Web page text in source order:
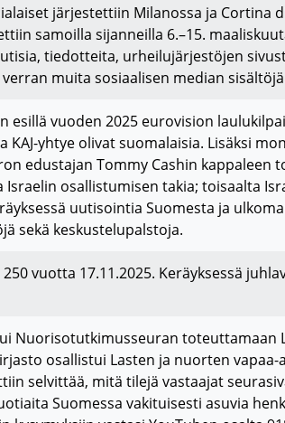
järjestettiin Milanossa ja Cortina
samoilla sijanneilla 6.–15.
tiedotteita, urheilujärjestöjen
muita sosiaalisen median
esillä vuoden 2025 eurovision
KAJ-yhtye olivat suomalaisia. Lisäksi
edustajan Tommy Cashin kappaleen
osallistumisen takia; toisaalta
uutisointia Suomesta ja
sekä keskustelupalstoja.
vuotta 17.11.2025. Keräyksessä
Nuorisotutkimusseuran toteuttamaan
osallistui Lasten ja nuorten
selvittää, mitä tilejä vastaajat
Suomessa vakituisesti asuvia